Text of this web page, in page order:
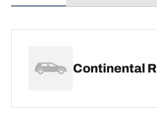
Continental R